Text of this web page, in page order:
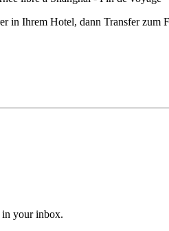
in Ihrem Hotel, dann Transfer
in your inbox.